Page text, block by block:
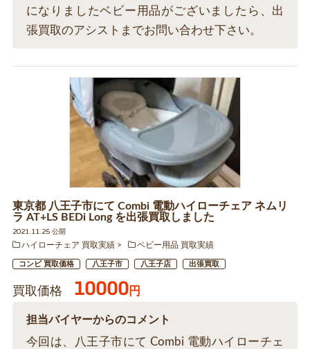
になりましたベビー用品がございましたら、出
張買取のアシストまでお問い合わせ下さい。
東京都 八王子市にて Combi 電動ハイローチェア ネムリ
ラ AT+LS BEDi Long を出張買取しました
2021.11.25 公開
ハイローチェア 買取実績
ベビー用品 買取実績
コンビ 買取価格 八王子市 八王子店 出張買取
買取価格 10000円
担当バイヤーからのコメント
今回は、八王子市にて Combi 電動ハイローチェ